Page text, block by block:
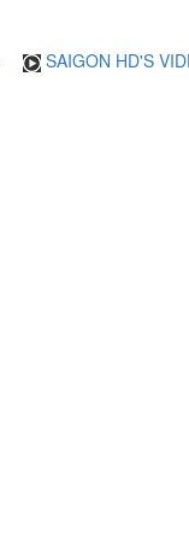
SAIGON HD'S